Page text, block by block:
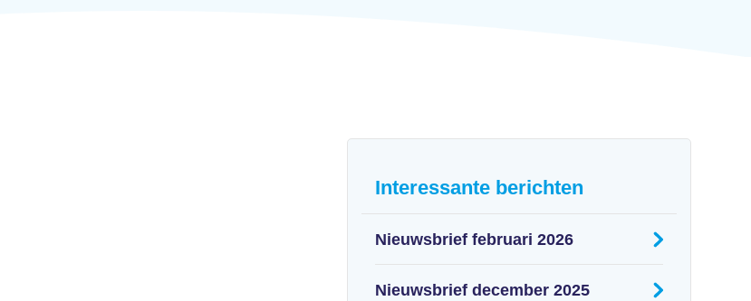
Interessante berichten
Nieuwsbrief februari 2026
Nieuwsbrief december 2025